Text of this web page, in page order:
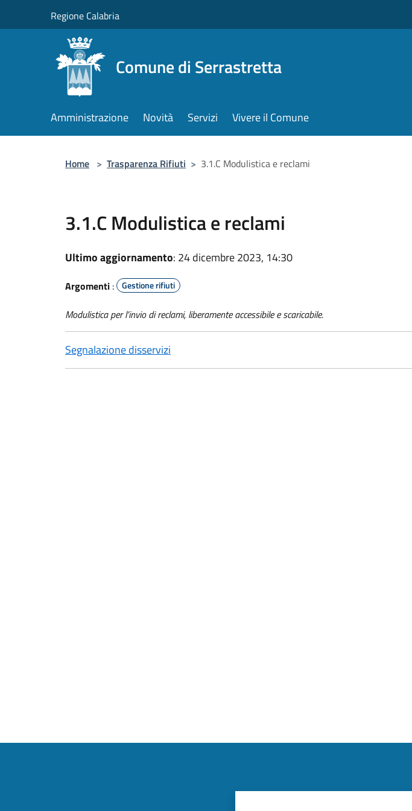
Regione Calabria
Comune di Serrastretta
Amministrazione Novità Servizi Vivere il Comune
Home > Trasparenza Rifiuti > 3.1.C Modulistica e reclami
3.1.C Modulistica e reclami
Ultimo aggiornamento: 24 dicembre 2023, 14:30
Argomenti : Gestione rifiuti
Modulistica per l’invio di reclami, liberamente accessibile e scaricabile.
Segnalazione disservizi